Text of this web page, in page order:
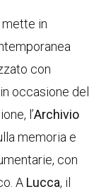
mette in
con
occasione del
l’Archivio
memoria e
con
A Lucca, il